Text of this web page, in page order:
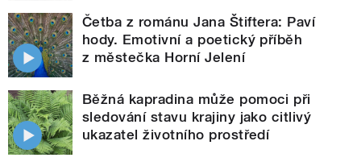
Četba z románu Jana Štiftera: Paví
hody. Emotivní a poetický příběh
z městečka Horní Jelení
Běžná kapradina může pomoci při
sledování stavu krajiny jako citlivý
ukazatel životního prostředí